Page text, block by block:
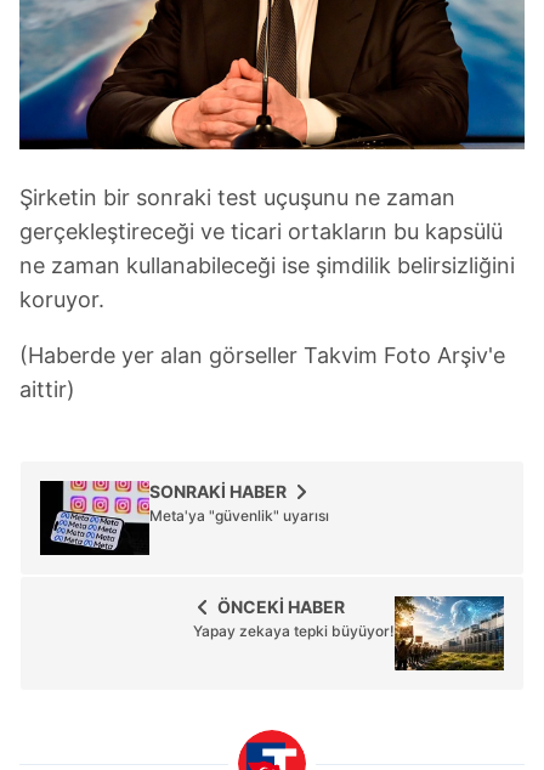
Şirketin bir sonraki test uçuşunu ne zaman
gerçekleştireceği ve ticari ortakların bu kapsülü
ne zaman kullanabileceği ise şimdilik belirsizliğini
koruyor.
(Haberde yer alan görseller Takvim Foto Arşiv'e
aittir)
SONRAKİ HABER
Meta'ya "güvenlik" uyarısı
ÖNCEKİ HABER
Yapay zekaya tepki büyüyor!